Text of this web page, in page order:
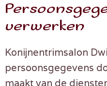
verwerken
Konijnentrimsalon
persoonsgegevens
maakt van de